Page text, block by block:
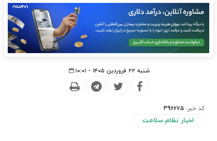
شنبه ۲۲ فروردین ۱۴۰۵ - ۱۰:۰۱
کد خبر: 396675
اخبار نظام سلامت